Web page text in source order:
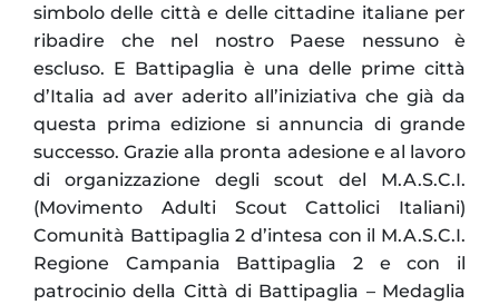
simbolo delle città e delle cittadine italiane per
ribadire che nel nostro Paese nessuno è
escluso. E Battipaglia è una delle prime città
d’Italia ad aver aderito all’iniziativa che già da
questa prima edizione si annuncia di grande
successo. Grazie alla pronta adesione e al lavoro
di organizzazione degli scout del M.A.S.C.I.
(Movimento Adulti Scout Cattolici Italiani)
Comunità Battipaglia 2 d’intesa con il M.A.S.C.I.
Regione Campania Battipaglia 2 e con il
patrocinio della Città di Battipaglia – Medaglia